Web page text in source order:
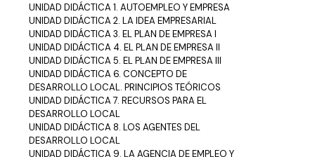
UNIDAD DIDÁCTICA 1. AUTOEMPLEO Y EMPRESA
UNIDAD DIDÁCTICA 2. LA IDEA EMPRESARIAL
UNIDAD DIDÁCTICA 3. EL PLAN DE EMPRESA I
UNIDAD DIDÁCTICA 4. EL PLAN DE EMPRESA II
UNIDAD DIDÁCTICA 5. EL PLAN DE EMPRESA III
UNIDAD DIDÁCTICA 6. CONCEPTO DE
DESARROLLO LOCAL. PRINCIPIOS TEÓRICOS
UNIDAD DIDÁCTICA 7. RECURSOS PARA EL
DESARROLLO LOCAL
UNIDAD DIDÁCTICA 8. LOS AGENTES DEL
DESARROLLO LOCAL
UNIDAD DIDÁCTICA 9. LA AGENCIA DE EMPLEO Y